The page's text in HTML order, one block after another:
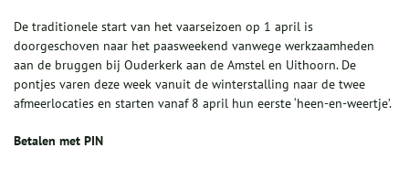
De traditionele start van het vaarseizoen op 1 april is
doorgeschoven naar het paasweekend vanwege werkzaamheden
aan de bruggen bij Ouderkerk aan de Amstel en Uithoorn. De
pontjes varen deze week vanuit de winterstalling naar de twee
afmeerlocaties en starten vanaf 8 april hun eerste ‘heen-en-weertje’.
Betalen met PIN